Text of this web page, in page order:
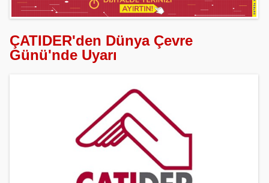
ÇATIDER'den Dünya Çevre
Günü'nde Uyarı